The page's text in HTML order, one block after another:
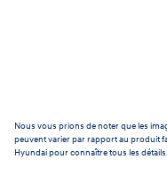
Nous vous prions de noter que les
peuvent varier par rapport au produit
Hyundai pour connaître tous les détails.